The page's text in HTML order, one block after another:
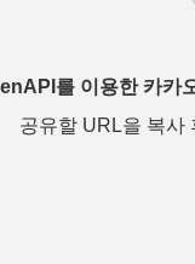
를 이용한 카카
공유할 URL을 복사